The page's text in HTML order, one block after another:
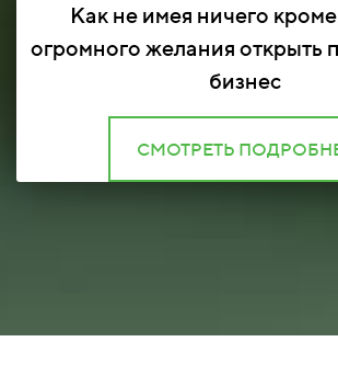
Как не имея ничего
огромного желания открыть
бизнес
СМОТРЕТЬ